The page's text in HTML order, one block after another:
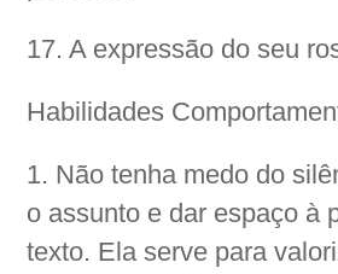
17. A expressão do seu
Habilidades
1. Não tenha medo do
o assunto e dar espaço à
texto. Ela serve para